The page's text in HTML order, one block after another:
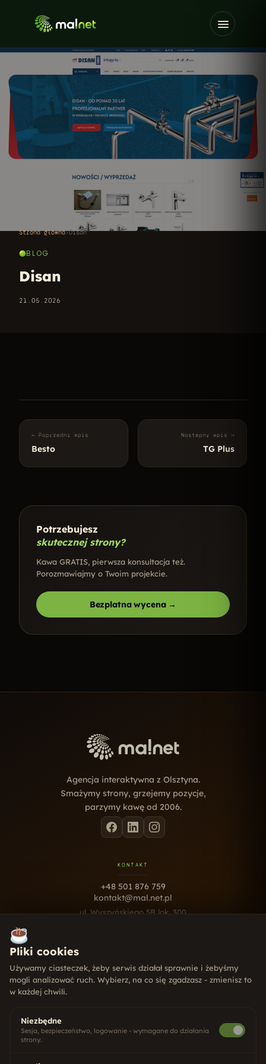
Strona główna›Disan
BLOG
Disan
21.05.2026
← Poprzedni wpis
Besto
Nastepny wpis →
TG Plus
Potrzebujesz
skutecznej strony?
Kawa GRATIS, pierwsza konsultacja też.
Porozmawiajmy o Twoim projekcie.
Bezplatna wycena →
Agencja interaktywna z Olsztyna.
Smażymy strony, grzejemy pozycje,
parzymy kawę od 2006.
KONTAKT
+48 501 876 759
kontakt@mal.net.pl
ul. Wyszyńskiego 5B lok. 300
Strony internetowe
Gry dla firm
Pliki cookies
Używamy ciasteczek, żeby serwis działał sprawnie i żebyśmy
mogli analizować ruch. Wybierz, na co się zgadzasz - zmienisz to
w każdej chwili.
Niezbędne
Sesja, bezpieczeństwo, logowanie - wymagane do działania
strony.